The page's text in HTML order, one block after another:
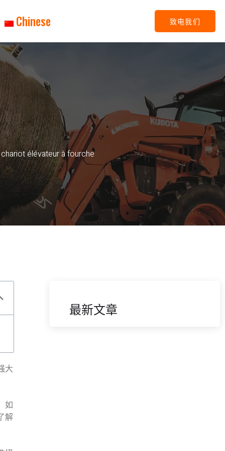
Chinese 致电我们
élévateur à fourche
大
如
解
最新文章